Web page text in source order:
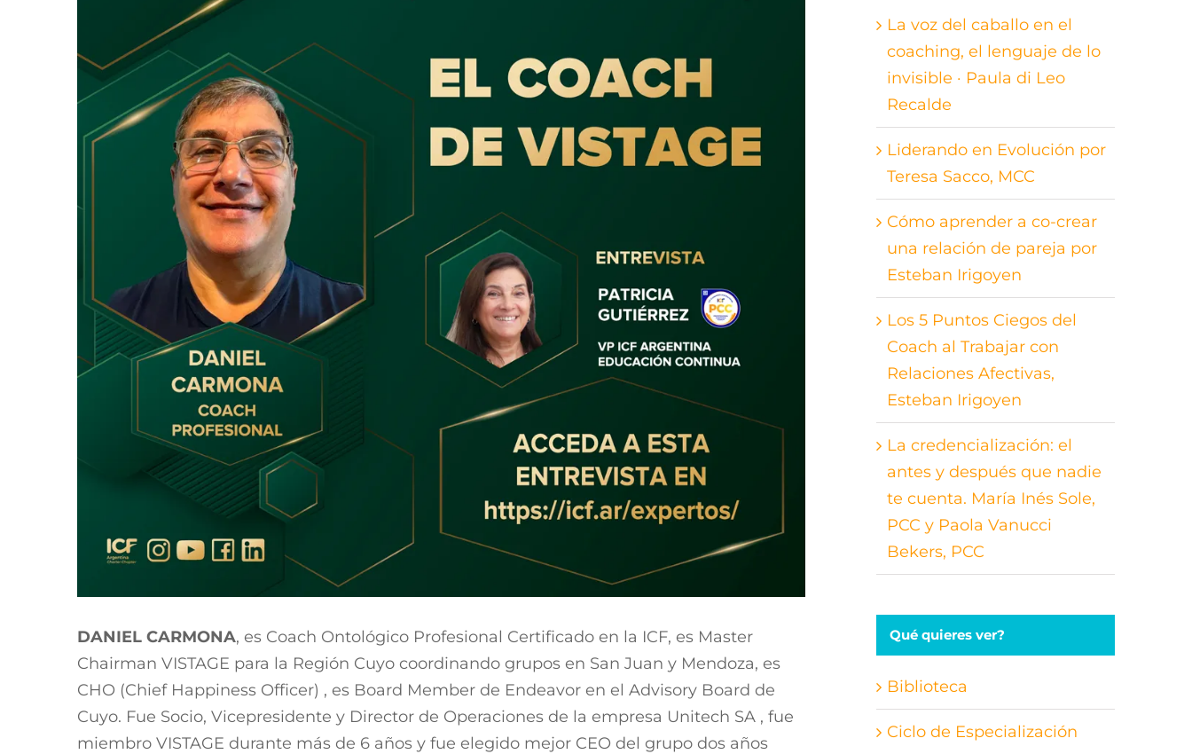
DANIEL CARMONA, es Coach Ontológico Profesional Certificado en la ICF, es Master
Chairman VISTAGE para la Región Cuyo coordinando grupos en San Juan y Mendoza, es
CHO (Chief Happiness Officer) , es Board Member de Endeavor en el Advisory Board de
Cuyo. Fue Socio, Vicepresidente y Director de Operaciones de la empresa Unitech SA , fue
miembro VISTAGE durante más de 6 años y fue elegido mejor CEO del grupo dos años
La voz del caballo en el
coaching, el lenguaje de lo
invisible · Paula di Leo
Recalde
Liderando en Evolución por
Teresa Sacco, MCC
Cómo aprender a co-crear
una relación de pareja por
Esteban Irigoyen
Los 5 Puntos Ciegos del
Coach al Trabajar con
Relaciones Afectivas,
Esteban Irigoyen
La credencialización: el
antes y después que nadie
te cuenta. María Inés Sole,
PCC y Paola Vanucci
Bekers, PCC
Qué quieres ver?
Biblioteca
Ciclo de Especialización